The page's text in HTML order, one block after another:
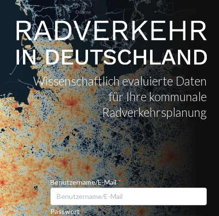
Wissenschaftlich evaluierte Daten
für Ihre kommunale
Radverkehrsplanung
Benutzername/E-Mail*
Passwort*